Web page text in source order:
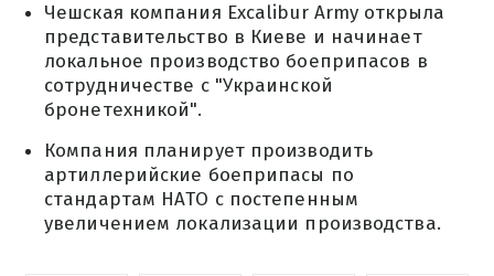
Чешская компания Excalibur Army открыла
представительство в Киеве и начинает
локальное производство боеприпасов в
сотрудничестве с "Украинской
бронетехникой".
Компания планирует производить
артиллерийские боеприпасы по
стандартам НАТО с постепенным
увеличением локализации производства.